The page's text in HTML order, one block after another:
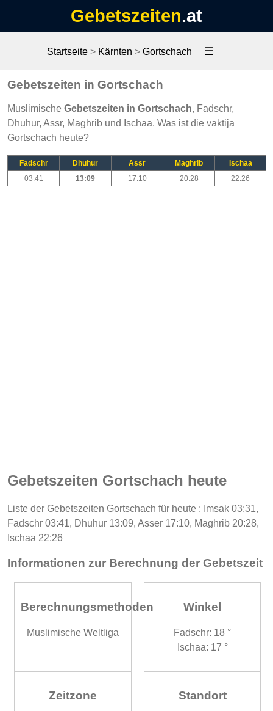
Gebetszeiten.at
Startseite > Kärnten > Gortschach ☰
Gebetszeiten in Gortschach
Muslimische Gebetszeiten in Gortschach, Fadschr,
Dhuhur, Assr, Maghrib und Ischaa. Was ist die vaktija
Gortschach heute?
Fadschr Dhuhur Assr Maghrib
Ischaa
03:41
13:09 17:10 20:28 22:26
Gebetszeiten Gortschach heute
Liste der Gebetszeiten Gortschach für heute : Imsak 03:31,
Fadschr 03:41, Dhuhur 13:09, Asser 17:10, Maghrib 20:28,
Ischaa 22:26
Informationen zur Berechnung der Gebetszeit
Berechnungsmethoden
Muslimische Weltliga
Winkel
Fadschr: 18 °
Ischaa: 17 °
Zeitzone Standort